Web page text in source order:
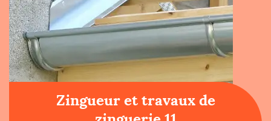
Zingueur et travaux de